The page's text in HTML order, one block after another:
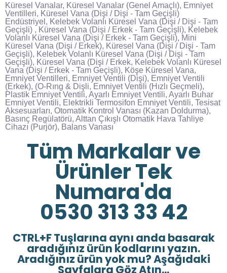
Küresel Vanalar, Küresel Vanalar (Genel Amaçlı), Emniyet
Ventilleri, Küresel Vana (Dişi / Dişi - Tam Geçişli)
Endüstriyel, Kelebek Volanlı Küresel Vana (Dişi / Dişi - Tam
Geçişli) , Küresel Vana (Dişi / Erkek - Tam Geçişli), Kelebek
Volanlı Küresel Vana (Dişi / Erkek - Tam Geçişli), Mini
Küresel Vana (Dişi / Erkek), Küresel Vana (Dişi / Dişi - Tam
Geçişli), Kelebek Volanlı Küresel Vana (Dişi / Dişi - Tam
Geçişli), Küresel Vana (Dişi / Erkek, Kelebek Volanlı Küresel
Vana (Dişi / Erkek - Tam Geçişli), Köşe Küresel Vana,
Emniyet Ventilleri, Emniyet Ventili (Dişi), Emniyet Ventili
(Erkek), (O-Rıng & Dişli, Emniyet Ventili (Hızlı Geçmeli),
Plastik Emniyet Ventili, Ayarlı Emniyet Ventili, Ayarlı Buhar
Emniyet Ventili, Elektrikli Termosifon Emniyet Ventili, Tesisat
Aksesuarları, Otomatik Kontrol Vanası (Kazan Doldurma),
Basınç Regülatörü, Alttan Çıkışlı Otomatik Hava Tahliye
Cihazı (Purjör), Balans Vanası
Tüm Markalar ve
Ürünler Tek
Numara'da
0530 313 33 42
CTRL+F Tuşlarına aynı anda basarak
aradığınız ürün kodlarını yazın.
Aradığınız ürün yok mu? Aşağıdaki
Sayfalara Göz Atın...